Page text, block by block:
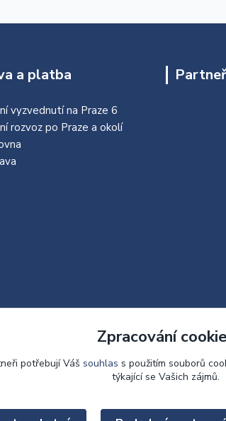
a platba
vyzvednutí na Praze 6
rozvoz po Praze a okolí
Zpracování
potřebují Váš souhlas s použitím souborů
týkající se Vašich zájmů.